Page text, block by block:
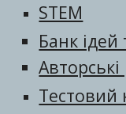
STEM
Банк ідей
Тестовий